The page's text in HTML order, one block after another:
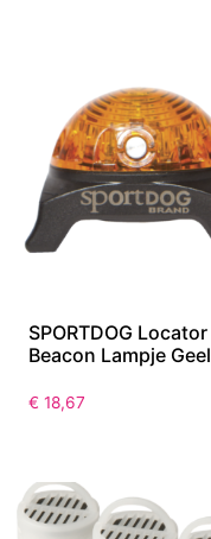
SPORTDOG Locator
Beacon Lampje Geel
€ 18,67